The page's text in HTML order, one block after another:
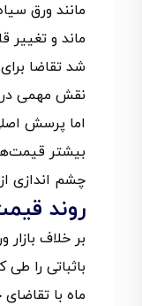
مانند ورق
ماند و
شد تقاضا
نقش مهمی
اما پرسش
چشم‌ اندازی
روند قیمت
باثباتی را
ماه با